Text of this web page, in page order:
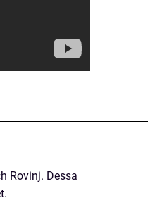
Rovinj. Dessa